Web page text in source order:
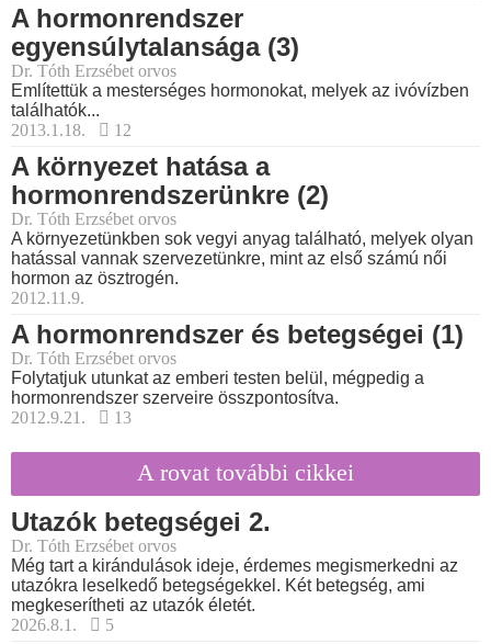
A hormonrendszer
egyensúlytalansága (3)
Dr. Tóth Erzsébet orvos
Említettük a mesterséges hormonokat, melyek az ivóvízben
találhatók...
2013.1.18.
12
A környezet hatása a
hormonrendszerünkre (2)
Dr. Tóth Erzsébet orvos
A környezetünkben sok vegyi anyag található, melyek olyan
hatással vannak szervezetünkre, mint az első számú női
hormon az ösztrogén.
2012.11.9.
A hormonrendszer és betegségei (1)
Dr. Tóth Erzsébet orvos
Folytatjuk utunkat az emberi testen belül, mégpedig a
hormonrendszer szerveire összpontosítva.
2012.9.21.
13
A rovat további cikkei
Utazók betegségei 2.
Dr. Tóth Erzsébet orvos
Még tart a kirándulások ideje, érdemes megismerkedni az
utazókra leselkedő betegségekkel. Két betegség, ami
megkeserítheti az utazók életét.
2026.8.1.
5